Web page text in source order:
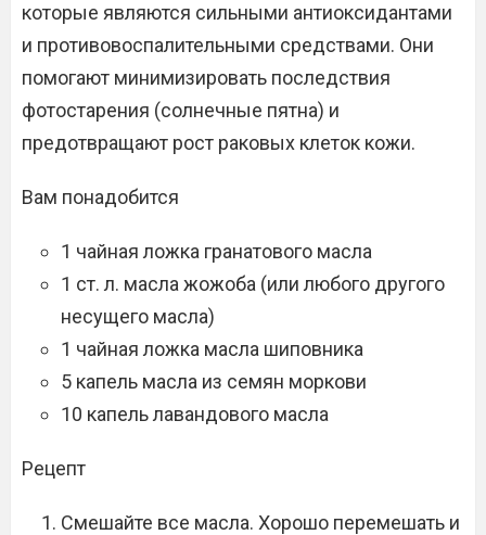
которые являются сильными антиоксидантами
и противовоспалительными средствами. Они
помогают минимизировать последствия
фотостарения (солнечные пятна) и
предотвращают рост раковых клеток кожи.
Вам понадобится
1 чайная ложка гранатового масла
1 ст. л. масла жожоба (или любого другого
несущего масла)
1 чайная ложка масла шиповника
5 капель масла из семян моркови
10 капель лавандового масла
Рецепт
Смешайте все масла. Хорошо перемешать и